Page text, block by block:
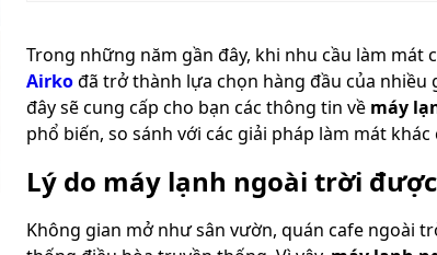
Trong những năm gần đây, khi nhu cầu làm
Airkođã trở thành lựa chọn hàng đầu của nhiều
đây sẽ cung cấp cho bạn các thông tin về máy
phổ biến, so sánh với các giải pháp làm mát
Lý do máy lạnh ngoài trời
Không gian mở như sân vườn, quán cafe ngoài